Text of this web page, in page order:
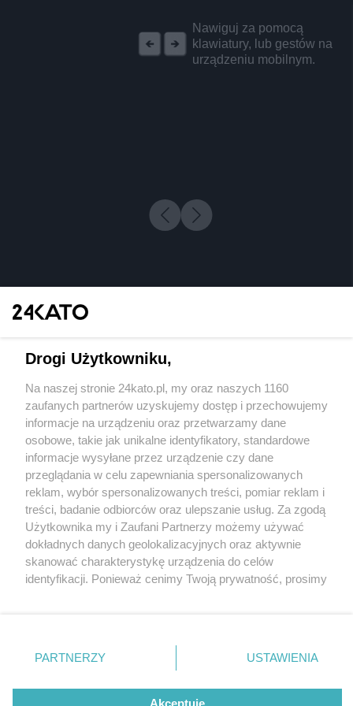
Nawiguj za pomocą
klawiatury, lub gestów na
urządzeniu mobilnym.
4 / 0
Wydawca mediów lokalnych
Nie zapomnij
zapoznać się z:
polityką prywatności regulamin korzystania z portali
Twojemiasto
Piekary Śląskie
Chorzów
Tarnowskie Góry
Gliwice
Skontakuj sięz nami
Kontakt
Wydawca
Redakcja
Drogi Użytkowniku,
Na naszej stronie 24kato.pl, my oraz naszych 1160
zaufanych partnerów uzyskujemy dostęp i przechowujemy
informacje na urządzeniu oraz przetwarzamy dane
osobowe, takie jak unikalne identyfikatory, standardowe
informacje wysyłane przez urządzenie czy dane
przeglądania w celu zapewniania spersonalizowanych
reklam, wybór spersonalizowanych treści, pomiar reklam i
treści, badanie odbiorców oraz ulepszanie usług. Za zgodą
Użytkownika my i Zaufani Partnerzy możemy używać
dokładnych danych geolokalizacyjnych oraz aktywnie
skanować charakterystykę urządzenia do celów
identyfikacji. Ponieważ cenimy Twoją prywatność, prosimy
prywatności znajdujący się w lewym dolnym rogu strony
. Niektóre rodzaje przetwarzania danych nie wymagają
zgody użytkownika, ale masz prawo sprzeciwić się
takiemu przetwarzaniu. Preferencje będą miały
PARTNERZY USTAWIENIA
Akceptuję